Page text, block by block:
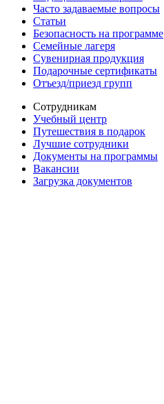
Часто задаваемые вопросы
Статьи
Безопасность на программе
Семейные лагеря
Сувенирная продукция
Подарочные сертификаты
Отъезд/приезд групп
Сотрудникам
Учебный центр
Путешествия в подарок
Лучшие сотрудники
Документы на программы
Вакансии
Загрузка документов